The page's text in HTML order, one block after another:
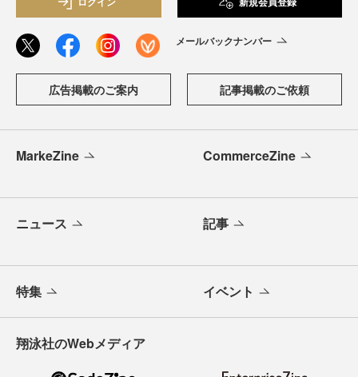
メールバックナンバー
広告掲載のご案内 記事掲載のご依頼
MarkeZine CommerceZine
ニュース 記事
特集 イベント
翔泳社のWebメディア